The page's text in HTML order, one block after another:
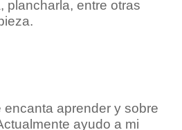
plancharla, entre otras
aprender y sobre
ayudo a mi